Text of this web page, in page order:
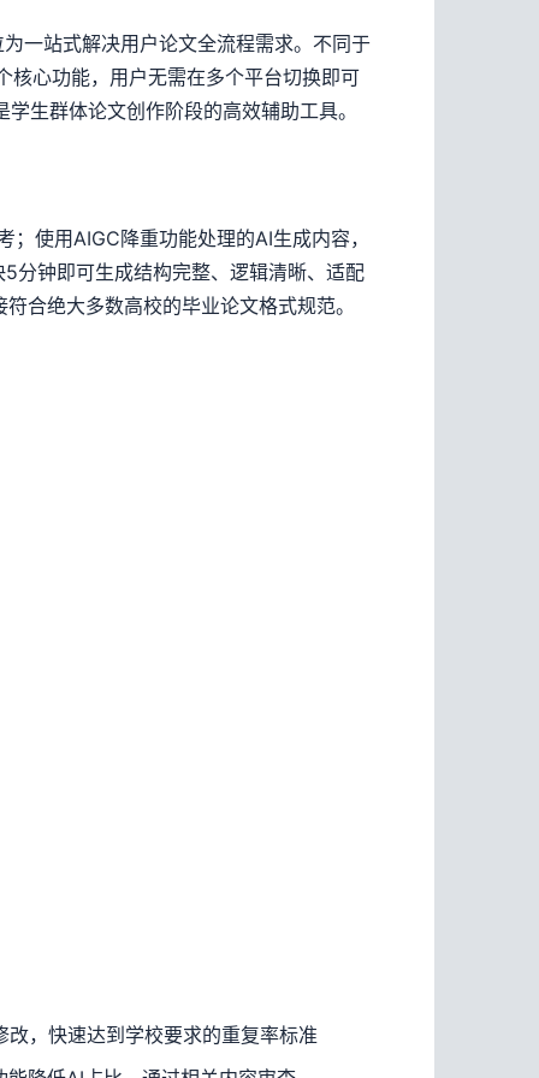
一站式解决用户论文全流程需求。不同于
核心功能，用户无需在多个平台切换即可
生群体论文创作阶段的高效辅助工具。
使用AIGC降重功能处理的AI生成内容，
分钟即可生成结构完整、逻辑清晰、适配
合绝大多数高校的毕业论文格式规范。
，快速达到学校要求的重复率标准